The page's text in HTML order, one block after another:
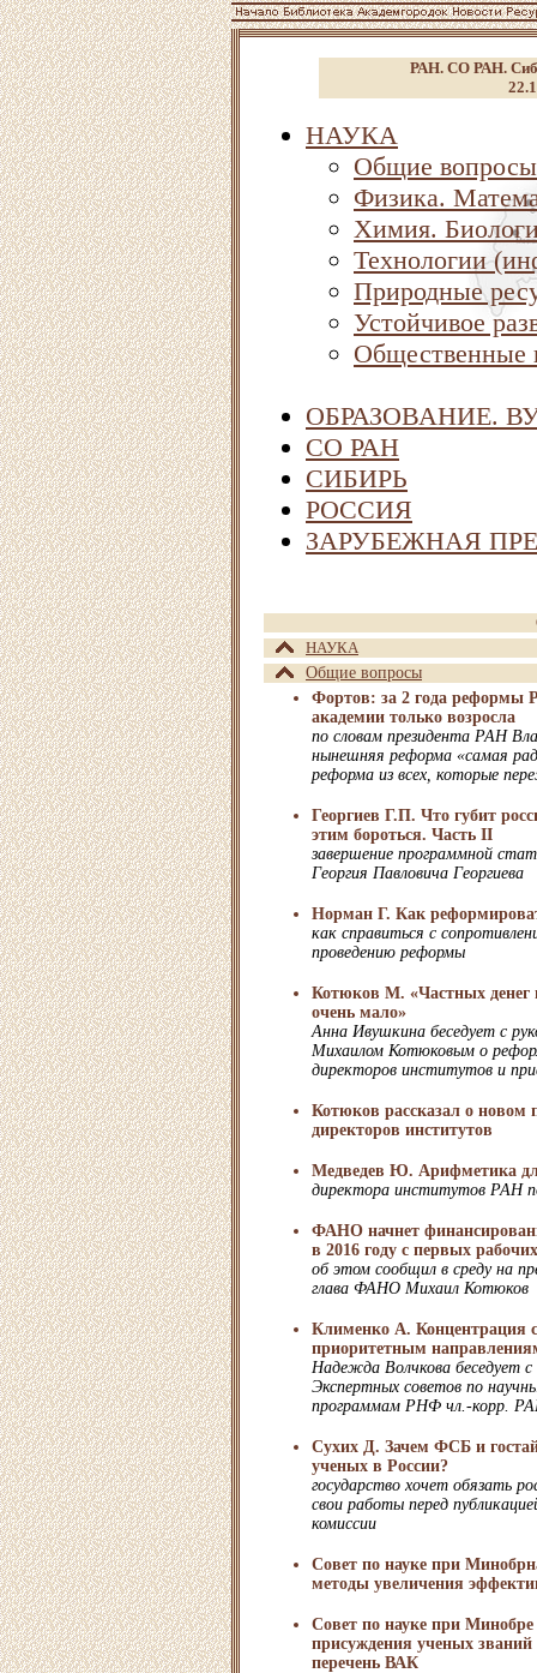
РАН. СО РАН.
НАУКА
Общие вопросы
Физика.
Химия.
Технологии
Природные
Устойчивое
Общественные
ОБРАЗОВАНИЕ.
СО РАН
СИБИРЬ
РОССИЯ
ЗАРУБЕЖНАЯ
НАУКА
Общие вопросы
Фортов: за 2 года реформы
академии только возросла
по словам президента РАН
нынешняя реформа «самая
реформа из всех, которые
Георгиев Г.П. Что губит
этим бороться. Часть II
завершение программной
Георгия Павловича Георгиева
Норман Г. Как
как справиться с
проведению реформы
Котюков М. «Частных денег
очень мало»
Анна Ивушкина беседует с
Михаилом Котюковым о
директоров институтов и
Котюков рассказал о новом
директоров институтов
Медведев Ю. Арифметика
директора институтов РАН
ФАНО начнет
в 2016 году с первых
об этом сообщил в среду на
глава ФАНО Михаил Котюков
Клименко А. Концентрация
приоритетным
Надежда Волчкова беседует с
Экспертных советов по
программам РНФ чл.-корр.
Сухих Д. Зачем ФСБ и
ученых в России?
государство хочет обязать
свои работы перед
комиссии
Совет по науке при
методы увеличения
Совет по науке при
присуждения ученых званий
перечень ВАК